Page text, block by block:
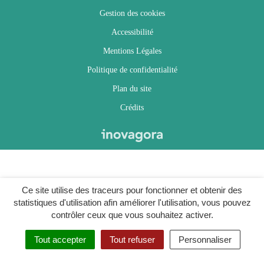
Ce site utilise des traceurs pour fonctionner et obtenir des
statistiques d'utilisation afin améliorer l'utilisation, vous pouvez
contrôler ceux que vous souhaitez activer.
Tout accepter Tout refuser Personnaliser
Gestion des cookies
Accessibilité
Mentions Légales
Politique de confidentialité
Plan du site
Crédits